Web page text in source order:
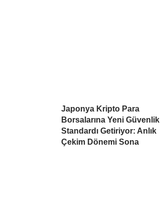
Japonya Kripto Para
Borsalarına Yeni Güvenlik
Standardı Getiriyor: Anlık
Çekim Dönemi Sona